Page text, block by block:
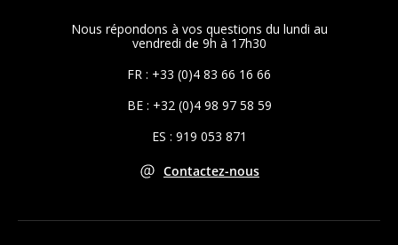
Nous répondons à vos questions du lundi au
vendredi de 9h à 17h30
FR : +33 (0)4 83 66 16 66
BE : +32 (0)4 98 97 58 59
ES : 919 053 871
Contactez-nous